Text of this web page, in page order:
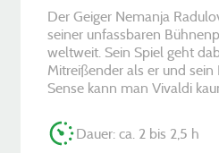
Der Geiger Nemanja
seiner unfassbaren
weltweit. Sein Spiel geht
Mitreißender als er und
Sense kann man Vivaldi
Dauer: ca. 2 bis 2,5 h